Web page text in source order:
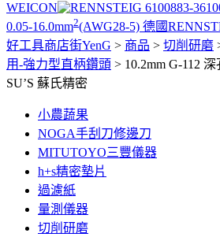
WEICON
0.05-16.0mm2(AWG28-5) 德國
好工具商店街YenG > 商品 > 切削研磨
用-強力型直柄鑽頭 > 10.2mm G-112
SU’S 蘇氏精密
小農蔬果
NOGA手刮刀修邊刀
MITUTOYO三豐儀器
h+s精密墊片
過濾紙
量測儀器
切削研磨